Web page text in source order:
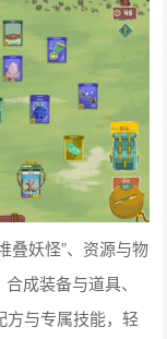
叠妖怪”、资源与物
成装备与道具、
方与专属技能，轻